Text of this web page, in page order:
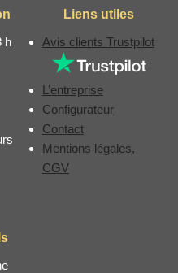
h
Liens utiles
Avis clients Trustpilot
L’entreprise
Configurateur
Contact
Mentions légales,
CGV